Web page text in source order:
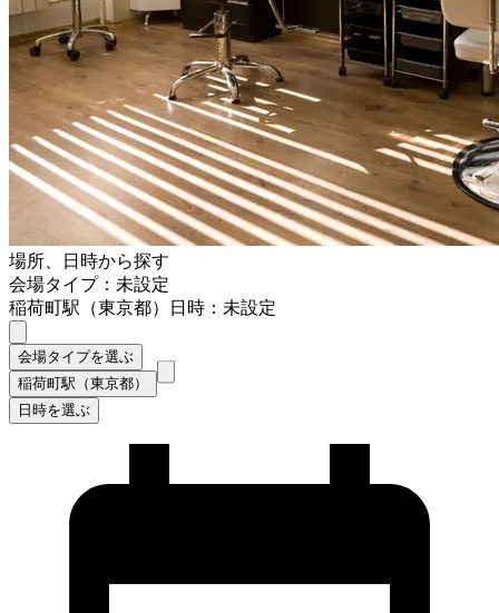
場所、日時から探す
会場タイプ：未設定
稲荷町駅（東京都）
日時：未設定
会場タイプを選ぶ
稲荷町駅（東京都）
日時を選ぶ